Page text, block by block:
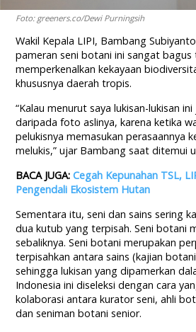
Foto: greeners.co/Dewi Purningsih
Wakil Kepala LIPI, Bambang
pameran seni botani ini sangat
memperkenalkan kekayaan
khususnya daerah tropis.
“Kalau menurut saya lukisan-lukisan
daripada foto aslinya, karena ketika
pelukisnya memasukan perasaannya
melukis,” ujar Bambang saat ditemui
BACA JUGA:Cegah Kepunahan TSL,
Pengendali Ekosistem Hutan
Sementara itu, seni dan sains sering
dua kutub yang terpisah. Seni botani
sebaliknya. Seni botani merupakan
terpisahkan antara sains (kajian
sehingga lukisan yang dipamerkan
Indonesia ini diseleksi dengan cara
kolaborasi antara kurator seni, ahli
dan seniman botani senior.